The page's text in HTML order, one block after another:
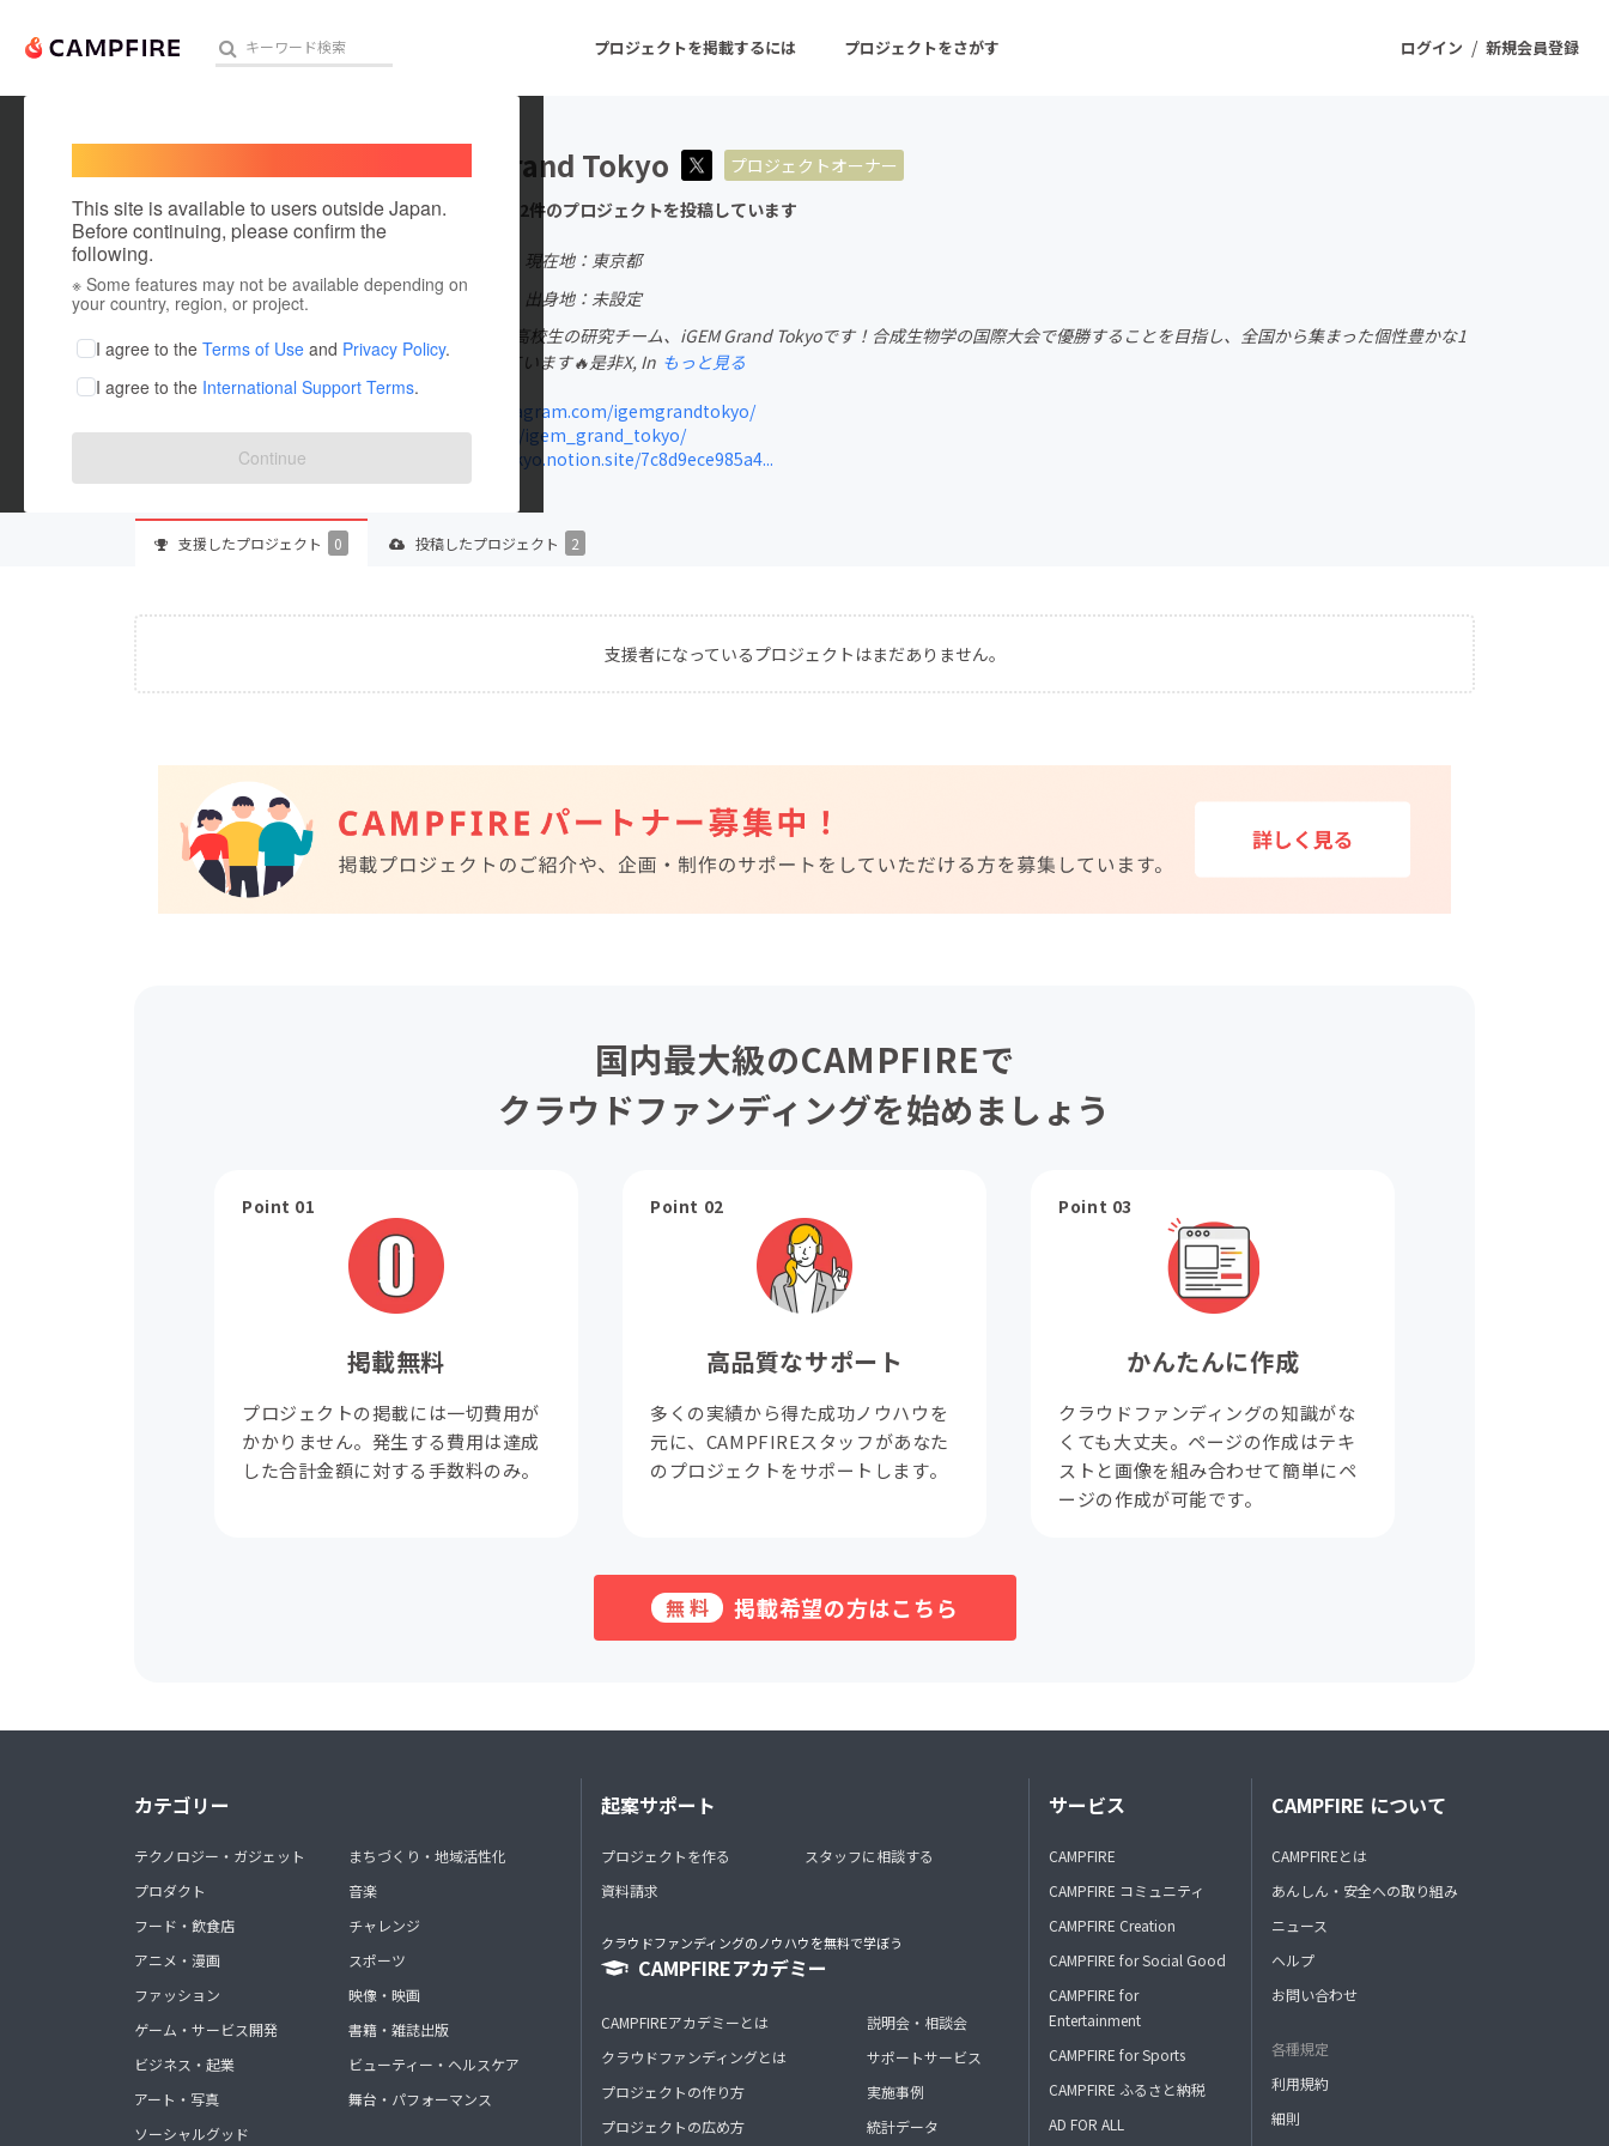
ログイン / 新規会員登録
プロジェクトを掲載するには プロジェクトをさがす
人気のプロジェクト 注目のリターン 注目の新着プロジェクト
アート・写真 音楽
テクノロジー・ガジェット
ゲーム・サービス開発 フード・飲食店
ファッション
映像・映画
ビジネス・起業
チャレンジ
まちづくり・地域活性化
CAMPFIREふるさと納税
machi-ya コミュニティ
This site is available to users outside Japan.
Before continuing, please confirm the
following.
※ Some features may not be available depending on
your country, region, or project.
I agree to the Terms of Use and Privacy Policy.
I agree to the International Support Terms.
Continue
iGEM Grand Tokyo
プロジェクトオーナー
これまでに2件のプロジェクトを投稿しています
現在地：東京都
出身国：日本
出身地：未設定
こんにちは！高校生の研究チーム、iGEM Grand Tokyoです！合成生物学の国際大会で優勝することを目指し、全国から集まった個性豊かな1
7人で活動しています🔥是非X, In もっと見る
www.instagram.com/igemgrandtokyo/
note.com/igem_grand_tokyo/
grand-tokyo.notion.site/7c8d9ece985a4...
支援したプロジェクト 0 投稿したプロジェクト 2
支援者になっているプロジェクトはまだありません。
国内最大級のCAMPFIREで
クラウドファンディングを始めましょう
Point 01
掲載無料
プロジェクトの掲載には一切費用が
かかりません。発生する費用は達成
した合計金額に対する手数料のみ。
Point 02
高品質なサポート
多くの実績から得た成功ノウハウを
元に、CAMPFIREスタッフがあなた
のプロジェクトをサポートします。
Point 03
かんたんに作成
クラウドファンディングの知識がな
くても大丈夫。ページの作成はテキ
ストと画像を組み合わせて簡単にペ
ージの作成が可能です。
無料 掲載希望の方はこちら
カテゴリー
テクノロジー・ガジェット
プロダクト
フード・飲食店
アニメ・漫画
ファッション
ゲーム・サービス開発
ビジネス・起業
アート・写真
ソーシャルグッド
まちづくり・地域活性化
音楽
チャレンジ
スポーツ
映像・映画
書籍・雑誌出版
ビューティー・ヘルスケア
舞台・パフォーマンス
起案サポート
プロジェクトを作る
資料請求
スタッフに相談する
クラウドファンディングのノウハウを無料で学ぼう
CAMPFIREアカデミー
CAMPFIREアカデミーとは
クラウドファンディングとは
プロジェクトの作り方
プロジェクトの広め方
説明会・相談会
サポートサービス
実施事例
統計データ
サービス
CAMPFIRE
CAMPFIRE コミュニティ
CAMPFIRE Creation
CAMPFIRE for Social Good
CAMPFIRE for
Entertainment
CAMPFIRE for Sports
CAMPFIRE ふるさと納税
AD FOR ALL
CAMPFIRE について
CAMPFIREとは
あんしん・安全への取り組み
ニュース
ヘルプ
お問い合わせ
各種規定
利用規約
細則